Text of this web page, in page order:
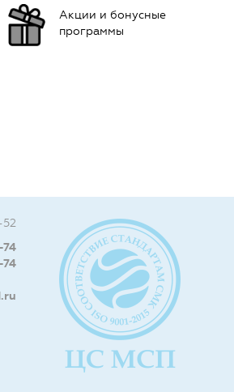
Акции и бонусные
программы
74
74